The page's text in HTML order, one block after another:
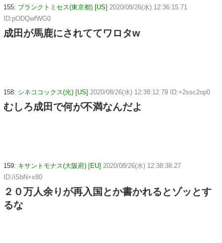
155: プランクトミセス(東京都) [US] 2020/08/26(水) 12:36:15.71
ID:pODQwfWG0
成田が馬鹿にされててワロタw
158: シネココックス(光) [US] 2020/08/26(水) 12:38:12.79 ID:+2ssc2op0
むしろ成田で何が不満なんだよ
159: キサントモナス(大阪府) [EU] 2020/08/26(水) 12:38:38.27
ID:/iSbN+x80
２０万人余りが再入国とか書かれるとゾッとす
るな